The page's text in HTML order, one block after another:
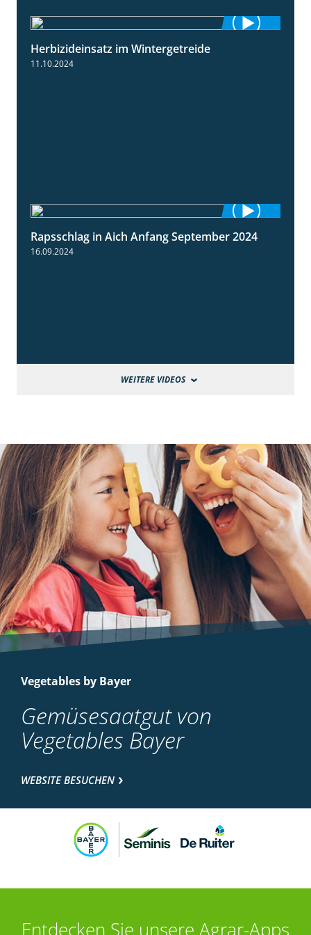
Herbizideinsatz im Wintergetreide
11.10.2024
1:50
Rapsschlag in Aich Anfang September 2024
16.09.2024
WEITERE VIDEOS
Vegetables by Bayer
Gemüsesaatgut von
Vegetables Bayer
WEBSITE BESUCHEN
Entdecken Sie unsere Agrar-Apps